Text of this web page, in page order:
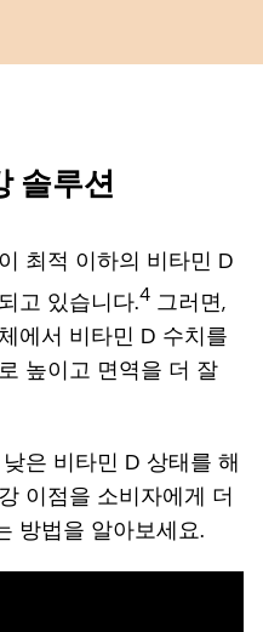
솔루션
최적 이하의 비타민 D
고 있습니다.4 그러면,
에서 비타민 D 수치를
높이고 면역을 더 잘
은 비타민 D 상태를 해
이점을 소비자에게 더
방법을 알아보세요.